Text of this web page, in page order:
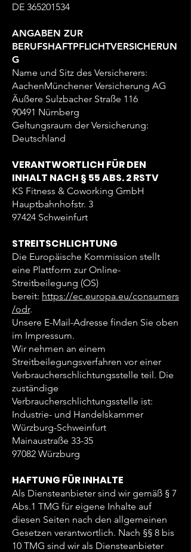
DE 365201534
ANGABEN ZUR
BERUFSHAFTPFLICHTVERSICHERUN
G
Name und Sitz des Versicherers:
AachenMünchener Versicherung AG
Äußere Sulzbacher Straße 116
90491 Nürnberg
Geltungsraum der Versicherung:
Deutschland
VERANTWORTLICH FÜR DEN
INHALT NACH § 55 ABS. 2 RSTV
KS Fitness & Coworking GmbH
Hauptbahnhofstr. 3
97424 Schweinfurt
STREITSCHLICHTUNG
Die Europäische Kommission stellt
eine Plattform zur Online-
Streitbeilegung (OS)
bereit: https://ec.europa.eu/consumers
/odr.
Unsere E-Mail-Adresse finden Sie oben
im Impressum.
Wir nehmen an einem
Streitbeilegungsverfahren vor einer
Verbraucherschlichtungsstelle teil. Die
zuständige
Verbraucherschlichtungsstelle ist:
Industrie- und Handelskammer
Würzburg-Schweinfurt
Mainaustraße 33-35
97082 Würzburg
HAFTUNG FÜR INHALTE
Als Diensteanbieter sind wir gemäß § 7
Abs.1 TMG für eigene Inhalte auf
diesen Seiten nach den allgemeinen
Gesetzen verantwortlich. Nach §§ 8 bis
10 TMG sind wir als Diensteanbieter